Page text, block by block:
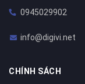
0945029902
info@digivi.net
CHÍNH SÁCH